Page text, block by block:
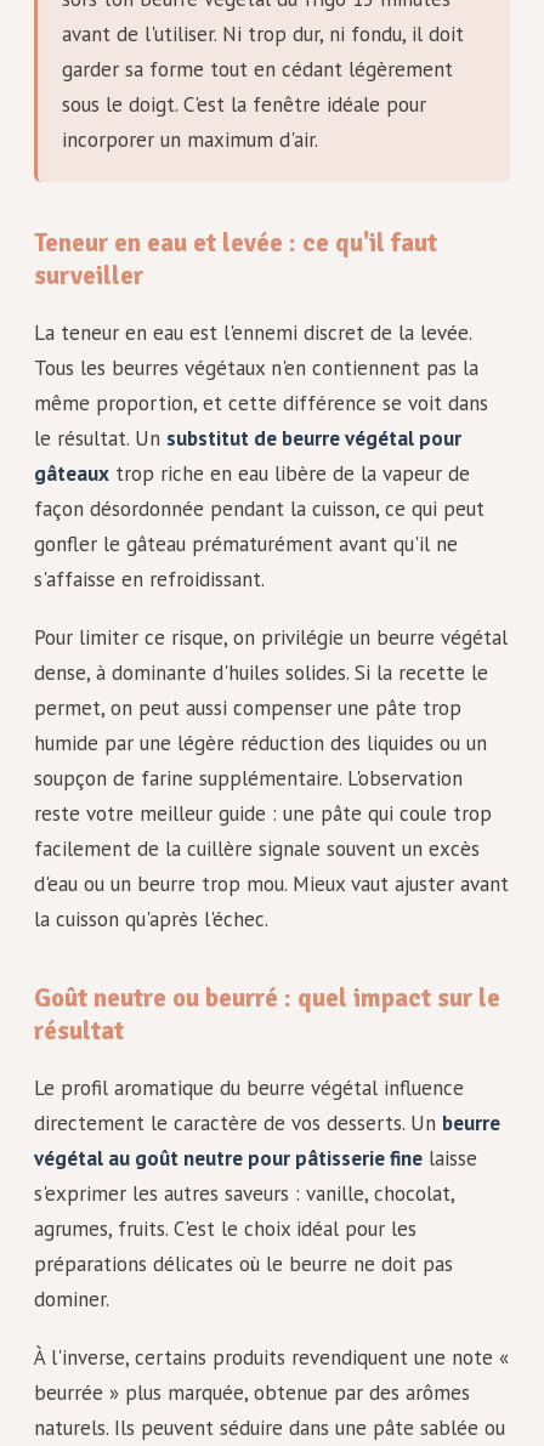
avant de l'utiliser. Ni trop dur, ni fondu, il doit
garder sa forme tout en cédant légèrement
sous le doigt. C'est la fenêtre idéale pour
incorporer un maximum d'air.
Teneur en eau et levée : ce qu'il faut
surveiller
La teneur en eau est l'ennemi discret de la levée.
Tous les beurres végétaux n'en contiennent pas la
même proportion, et cette différence se voit dans
le résultat. Un substitut de beurre végétal pour
gâteaux trop riche en eau libère de la vapeur de
façon désordonnée pendant la cuisson, ce qui peut
gonfler le gâteau prématurément avant qu'il ne
s'affaisse en refroidissant.
Pour limiter ce risque, on privilégie un beurre végétal
dense, à dominante d'huiles solides. Si la recette le
permet, on peut aussi compenser une pâte trop
humide par une légère réduction des liquides ou un
soupçon de farine supplémentaire. L'observation
reste votre meilleur guide : une pâte qui coule trop
facilement de la cuillère signale souvent un excès
d'eau ou un beurre trop mou. Mieux vaut ajuster avant
la cuisson qu'après l'échec.
Goût neutre ou beurré : quel impact sur le
résultat
Le profil aromatique du beurre végétal influence
directement le caractère de vos desserts. Un beurre
végétal au goût neutre pour pâtisserie fine laisse
s'exprimer les autres saveurs : vanille, chocolat,
agrumes, fruits. C'est le choix idéal pour les
préparations délicates où le beurre ne doit pas
dominer.
À l'inverse, certains produits revendiquent une note «
beurrée » plus marquée, obtenue par des arômes
naturels. Ils peuvent séduire dans une pâte sablée ou